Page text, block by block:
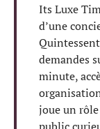
Its Luxe
d’une
demandes
minute,
joue un